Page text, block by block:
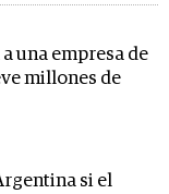
una empresa de
millones de
si el